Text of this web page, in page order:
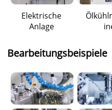
Elektrische
Anlage
Bearbeitungsbeispiele